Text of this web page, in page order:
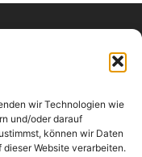
wir Technologien wie
und/oder darauf
können wir Daten
Website verarbeiten.